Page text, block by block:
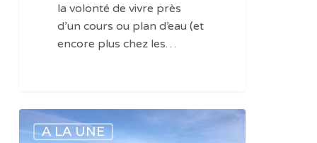
la volonté de vivre près
d’un cours ou plan d’eau (et
encore plus chez les…
Mieux
connaitre
A LA UNE